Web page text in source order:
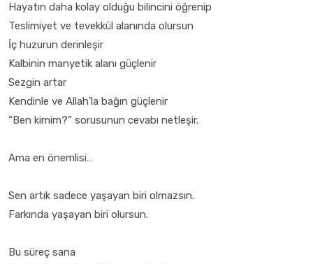
Hayatın daha kolay olduğu bilincini öğrenip
Teslimiyet ve tevekkül alanında olursun
İç huzurun derinleşir
Kalbinin manyetik alanı güçlenir
Sezgin artar
Kendinle ve Allah’la bağın güçlenir
“Ben kimim?” sorusunun cevabı netleşir.
Ama en önemlisi…
Sen artık sadece yaşayan biri olmazsın.
Farkında yaşayan biri olursun.
Bu süreç sana